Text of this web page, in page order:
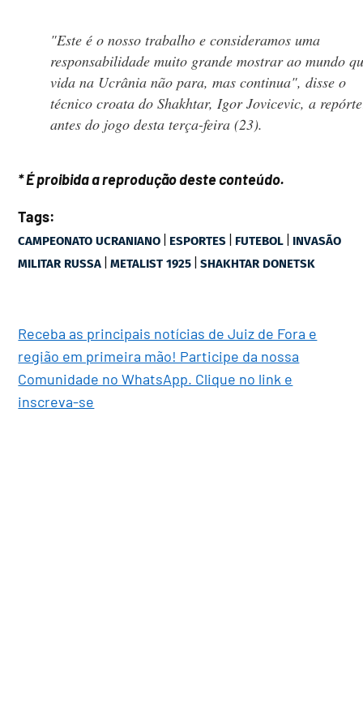
"Este é o nosso trabalho e consideramos uma
responsabilidade muito grande mostrar ao mundo
vida na Ucrânia não para, mas continua", disse o
técnico croata do Shakhtar, Igor Jovicevic, a
antes do jogo desta terça-feira (23).
* É proibida a reprodução deste conteúdo.
Tags:
CAMPEONATO UCRANIANO | ESPORTES | FUTEBOL | INVASÃO
MILITAR RUSSA |METALIST 1925 |SHAKHTAR DONETSK
Receba as principais notícias de Juiz de Fora e
região em primeira mão! Participe da nossa
Comunidade no WhatsApp. Clique no link e
inscreva-se